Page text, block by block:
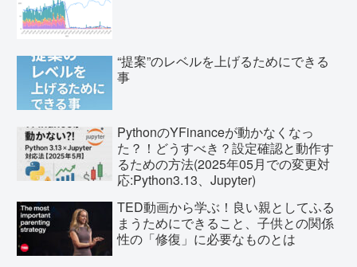
“提案”のレベルを上げるためにできる
事
PythonのYFinanceが動かなくなっ
た？！どうすべき？設定確認と動作す
るための方法(2025年05月での変更対
応:Python3.13、Jupyter)
TED動画から学ぶ！良い親としてふる
まうためにできること、子供との関係
性の「修復」に必要なものとは